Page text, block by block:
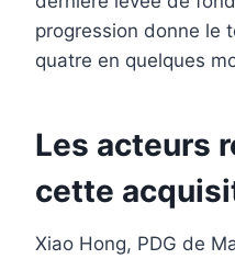
progression donne le
quatre en quelques
Les acteurs
cette
Xiao Hong, PDG de